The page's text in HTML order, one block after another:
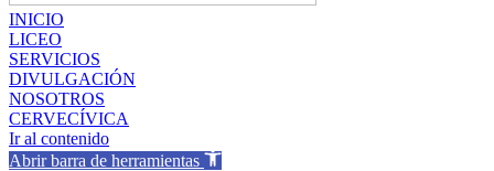
INICIO
LICEO
SERVICIOS
DIVULGACIÓN
NOSOTROS
CERVECÍVICA
Ir al contenido
Abrir barra de herramientas